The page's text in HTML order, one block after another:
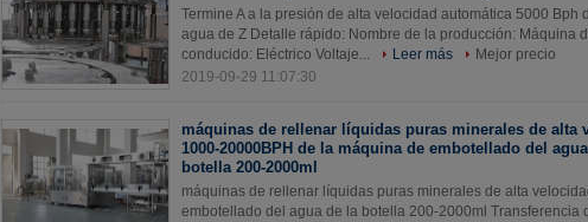
Termine A a la presión de alta velocidad automática 5000 Bph
agua de Z Detalle rápido: Nombre de la producción: Máquina
conducido: Eléctrico Voltaje...
Leer más
Mejor precio
2019-09-29 11:07:30
máquinas de rellenar líquidas puras minerales de alta
1000-20000BPH de la máquina de embotellado del
botella 200-2000ml
máquinas de rellenar líquidas puras minerales de alta
embotellado del agua de la botella 200-2000ml Transferencia